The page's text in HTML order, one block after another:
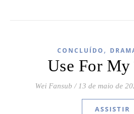
CONCLUÍDO ,
Use For My
Wei Fansub / 13 de maio de
ASSISTIR